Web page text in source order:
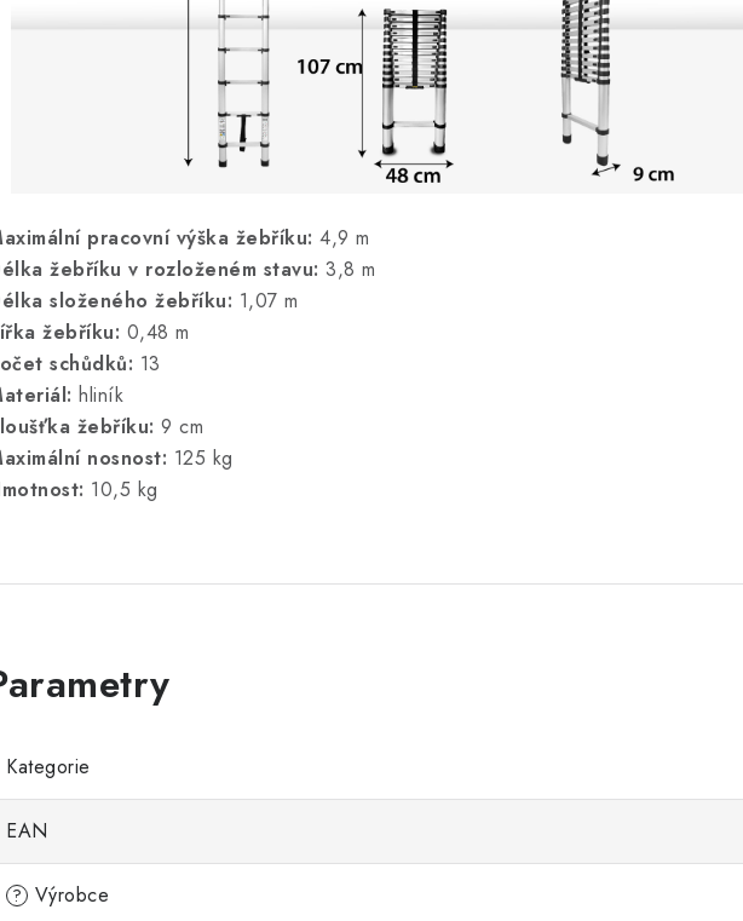
pracovní výška žebříku: 4,9 m
žebříku v rozloženém stavu: 3,8 m
složeného žebříku: 1,07 m
žebříku: 0,48 m
schůdků: 13
hliník
žebříku: 9 cm
nosnost: 125 kg
10,5 kg
Kategorie
EAN
? Výrobce